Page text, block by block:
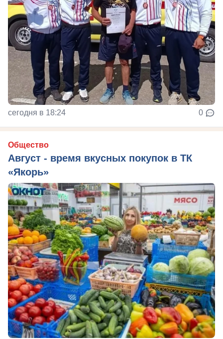
сегодня в 18:24 0
Общество
Август - время вкусных покупок в ТК
«Якорь»